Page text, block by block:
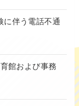
に伴う電話不通
館および事務